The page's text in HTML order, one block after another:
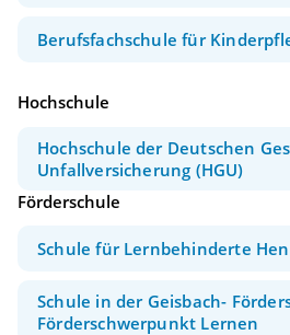
Berufsfachschule für
Hochschule
Hochschule der Deutschen
Unfallversicherung (HGU)
Förderschule
Schule für Lernbehinderte
Schule in der Geisbach-
Förderschwerpunkt Lernen